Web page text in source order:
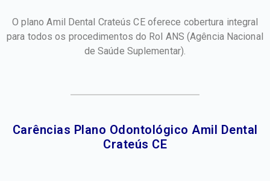
O plano Amil Dental Crateús CE oferece cobertura integral
para todos os procedimentos do Rol ANS(Agência Nacional
de Saúde Suplementar).
Carências Plano Odontológico Amil Dental
Crateús CE​